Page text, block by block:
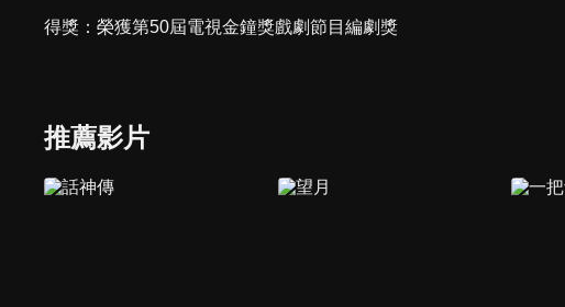
得獎
榮獲第50屆電視金鐘獎戲劇節目編劇獎
推薦影片